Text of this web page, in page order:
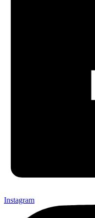
Instagram